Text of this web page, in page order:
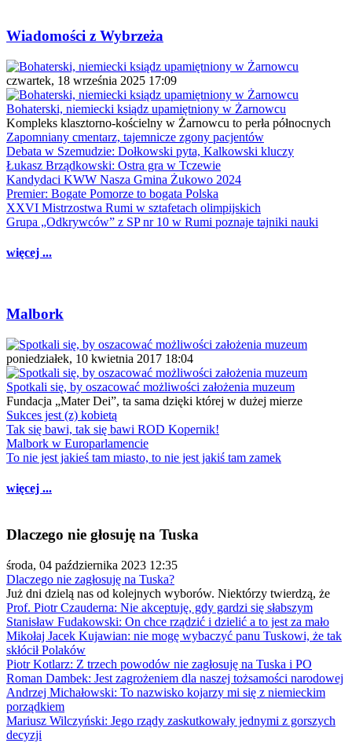
Wiadomości z Wybrzeża
czwartek, 18 września 2025 17:09
Bohaterski, niemiecki ksiądz upamiętniony w Żarnowcu
Kompleks klasztorno-kościelny w Żarnowcu to perła północnych
Zapomniany cmentarz, tajemnicze zgony pacjentów
Debata w Szemudzie: Dołkowski pyta, Kalkowski kluczy
Łukasz Brządkowski: Ostra gra w Tczewie
Kandydaci KWW Nasza Gmina Żukowo 2024
Premier: Bogate Pomorze to bogata Polska
XXVI Mistrzostwa Rumi w sztafetach olimpijskich
Grupa „Odkrywców” z SP nr 10 w Rumi poznaje tajniki nauki
więcej ...
Malbork
poniedziałek, 10 kwietnia 2017 18:04
Spotkali się, by oszacować możliwości założenia muzeum
Fundacja „Mater Dei”, ta sama dzięki której w dużej mierze
Sukces jest (z) kobietą
Tak się bawi, tak się bawi ROD Kopernik!
Malbork w Europarlamencie
To nie jest jakieś tam miasto, to nie jest jakiś tam zamek
więcej ...
Dlaczego nie głosuję na Tuska
środa, 04 października 2023 12:35
Dlaczego nie zagłosuję na Tuska?
Już dni dzielą nas od kolejnych wyborów. Niektórzy twierdzą, że
Prof. Piotr Czauderna: Nie akceptuję, gdy gardzi się słabszym
Stanisław Fudakowski: On chce rządzić i dzielić a to jest za mało
Mikołaj Jacek Kujawian: nie mogę wybaczyć panu Tuskowi, że tak
skłócił Polaków
Piotr Kotlarz: Z trzech powodów nie zagłosuję na Tuska i PO
Roman Dambek: Jest zagrożeniem dla naszej tożsamości narodowej
Andrzej Michałowski: To nazwisko kojarzy mi się z niemieckim
porządkiem
Mariusz Wilczyński: Jego rządy zaskutkowały jednymi z gorszych
decyzji